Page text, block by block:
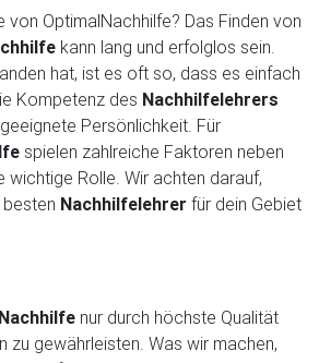
von OptimalNachhilfe? Das Finden von
kann lang und erfolglos sein.
hat, ist es oft so, dass es einfach
Kompetenz des Nachhilfelehrers
Persönlichkeit. Für
spielen zahlreiche Faktoren neben
wichtige Rolle. Wir achten darauf,
Nachhilfelehrer für dein Gebiet
Nachhilfe nur durch höchste Qualität
zu gewährleisten. Was wir machen,